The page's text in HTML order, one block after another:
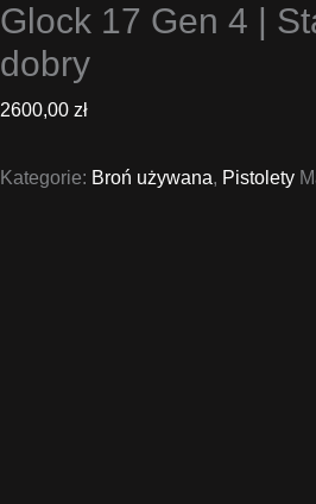
Glock 17 Gen 4 |
dobry
2600,00 zł
Kategorie: Broń używana, Pistolety